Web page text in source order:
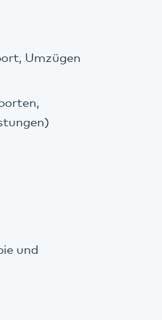
Umzügen
und